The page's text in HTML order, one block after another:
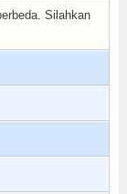
Silahkan